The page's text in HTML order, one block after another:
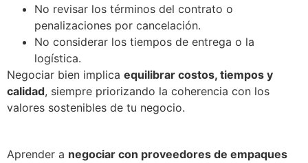
No revisar los términos del contrato o
penalizaciones por cancelación.
No considerar los tiempos de entrega o la
logística.
Negociar bien implica equilibrar costos, tiempos y
calidad, siempre priorizando la coherencia con los
valores sostenibles de tu negocio.
Aprender a negociar con proveedores de empaques